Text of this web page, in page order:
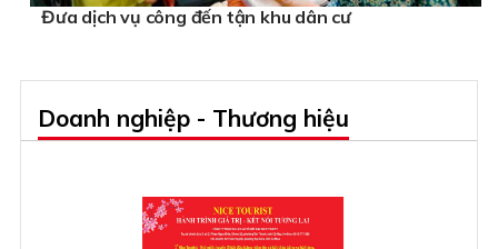
Đưa dịch vụ công đến tận khu dân cư
Doanh nghiệp - Thương hiệu